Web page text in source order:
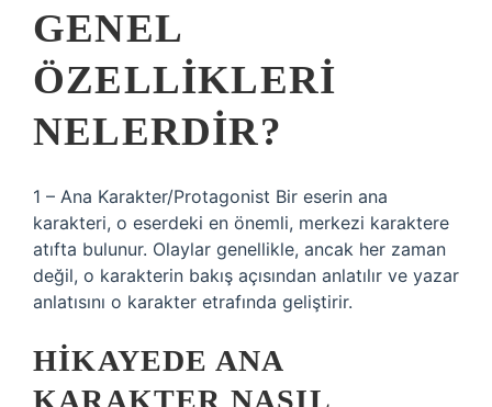
GENEL
ÖZELLIKLERI
NELERDIR?
1 – Ana Karakter/Protagonist Bir eserin ana
karakteri, o eserdeki en önemli, merkezi karaktere
atıfta bulunur. Olaylar genellikle, ancak her zaman
değil, o karakterin bakış açısından anlatılır ve yazar
anlatısını o karakter etrafında geliştirir.
HIKAYEDE ANA
KARAKTER NASIL